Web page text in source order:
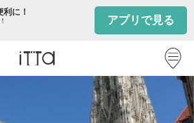
に！
アプリで見る